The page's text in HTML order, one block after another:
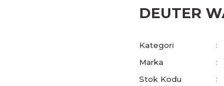
DEUTER
Kategori
Marka
Stok Kodu